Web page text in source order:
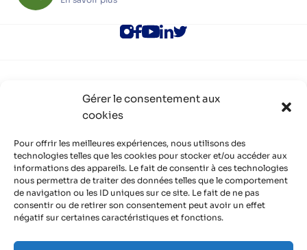
Gérer le consentement aux
cookies
Pour offrir les meilleures expériences, nous utilisons des
technologies telles que les cookies pour stocker et/ou accéder aux
informations des appareils. Le fait de consentir à ces technologies
nous permettra de traiter des données telles que le comportement
de navigation ou les ID uniques sur ce site. Le fait de ne pas
consentir ou de retirer son consentement peut avoir un effet
négatif sur certaines caractéristiques et fonctions.
Rejoindre l’ALEC Lyon
Adhérer à l’ALEC Lyon
Politique de cookies (UE)
Partenaires
Découvrir nos partenaires, réseaux, soutiens
Infos pratiques
Mentions légales
Politique de confidentialité
Contact